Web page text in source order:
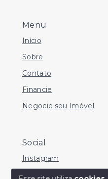
Menu
Início
Sobre
Contato
Financie
Negocie seu Imóvel
Social
Instagram
Facebook